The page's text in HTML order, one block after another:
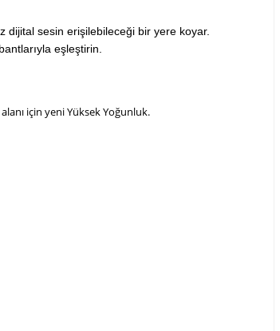
dijital sesin erişilebileceği bir yere koyar.
eşleştirin.
için yeni Yüksek Yoğunluk.